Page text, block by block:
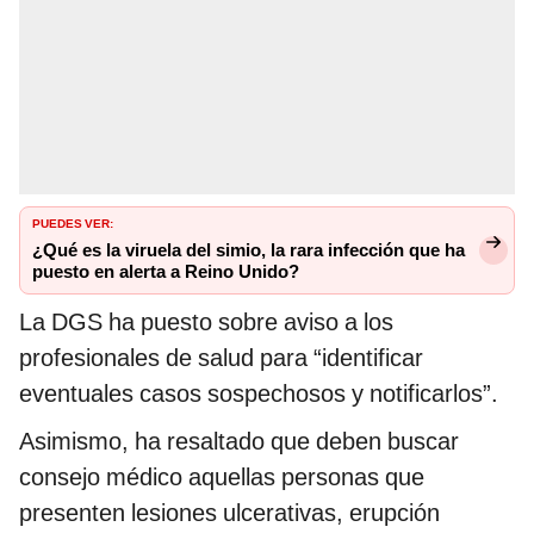
PUEDES VER:
¿Qué es la viruela del simio, la rara infección que ha
puesto en alerta a Reino Unido?
La DGS ha puesto sobre aviso a los
profesionales de salud para “identificar
eventuales casos sospechosos y notificarlos”.
Asimismo, ha resaltado que deben buscar
consejo médico aquellas personas que
presenten lesiones ulcerativas, erupción